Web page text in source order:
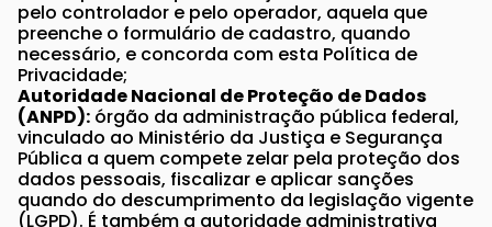
pelo controlador e pelo operador, aquela que
preenche o formulário de cadastro, quando
necessário, e concorda com esta Política de
Privacidade;
Autoridade Nacional de Proteção de Dados
(ANPD): órgão da administração pública federal,
vinculado ao Ministério da Justiça e Segurança
Pública a quem compete zelar pela proteção dos
dados pessoais, fiscalizar e aplicar sanções
quando do descumprimento da legislação vigente
(LGPD). É também a autoridade administrativa